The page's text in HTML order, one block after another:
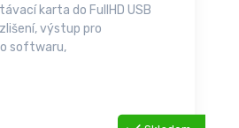
karta do FullHD USB
výstup pro
softwaru,